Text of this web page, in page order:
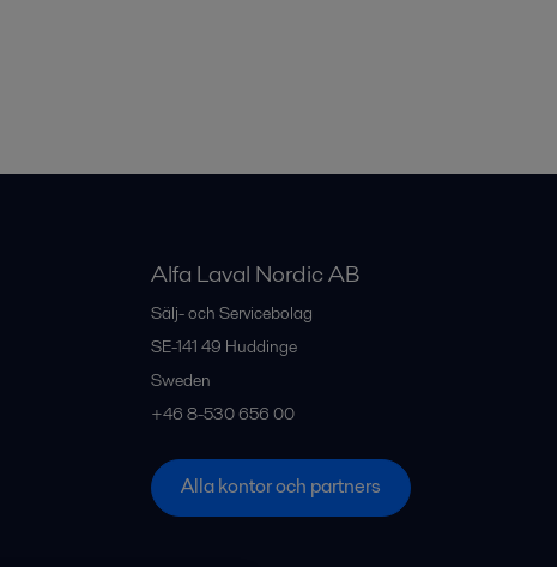
Alfa Laval Nordic AB
Sälj- och Servicebolag
SE-141 49 Huddinge
Sweden
+46 8-530 656 00
Alla kontor och partners